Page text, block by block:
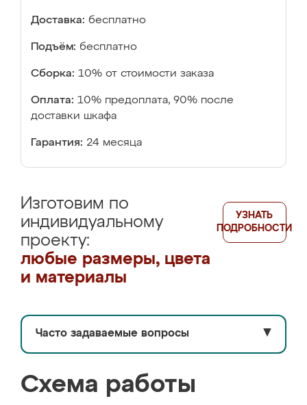
Доставка: бесплатно
Подъём: бесплатно
Сборка: 10% от стоимости заказа
Оплата: 10% предоплата, 90% после
доставки шкафа
Гарантия: 24 месяца
Изготовим по
индивидуальному
проекту:
любые размеры, цвета
и материалы
УЗНАТЬ
ПОДРОБНОСТИ
Часто задаваемые вопросы ▼
Схема работы